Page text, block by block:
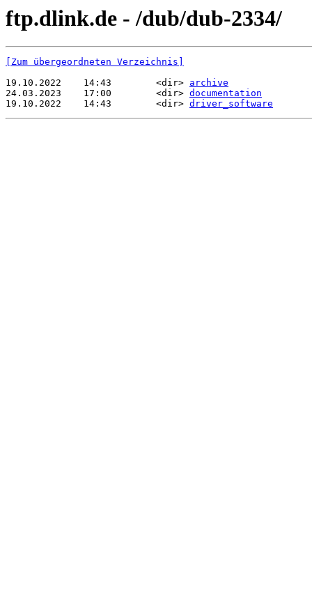
ftp.dlink.de - /dub/dub-2334/
[Zum übergeordneten Verzeichnis]
19.10.2022    14:43        <dir> archive
24.03.2023    17:00        <dir> documentation
19.10.2022    14:43        <dir> driver_software